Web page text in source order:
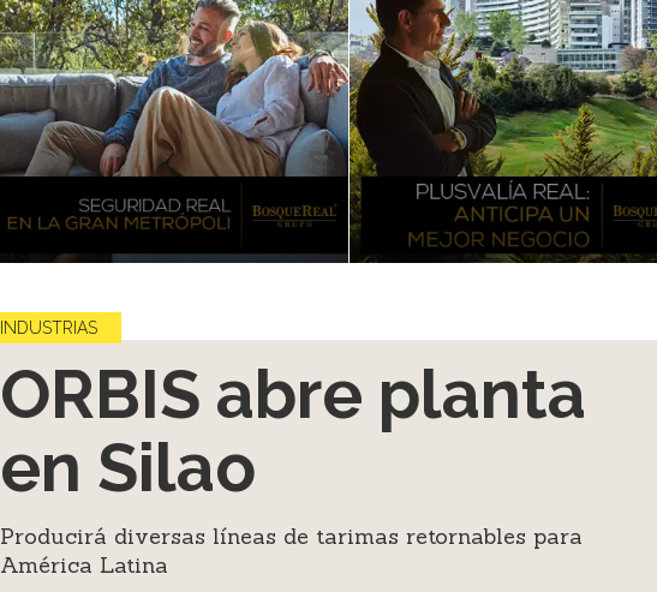
INDUSTRIAS
ORBIS abre planta
en Silao
Producirá diversas líneas de tarimas retornables para
América Latina